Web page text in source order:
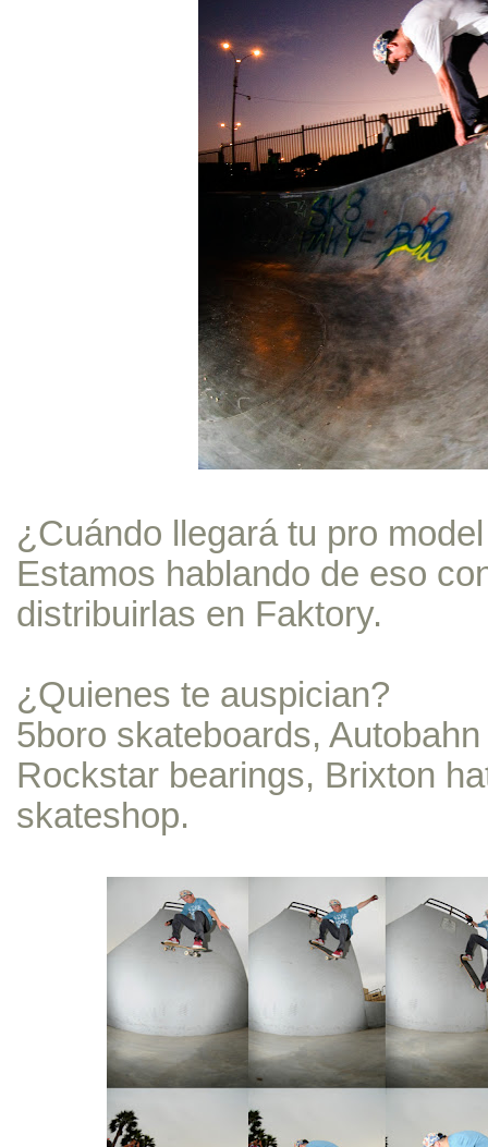
¿Cuándo llegará tu pro
Estamos hablando de eso
distribuirlas en Faktory.
¿Quienes te auspician?
5boro skateboards,
Rockstar bearings, Brixton
skateshop.